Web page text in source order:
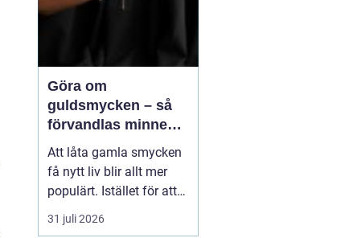
Göra om
guldsmycken – så
förvandlas minnen
till nya favoriter
Att låta gamla smycken
få nytt liv blir allt mer
populärt. Istället för att
låta arvegods ligga i en
låda kan de formas om
31 juli 2026